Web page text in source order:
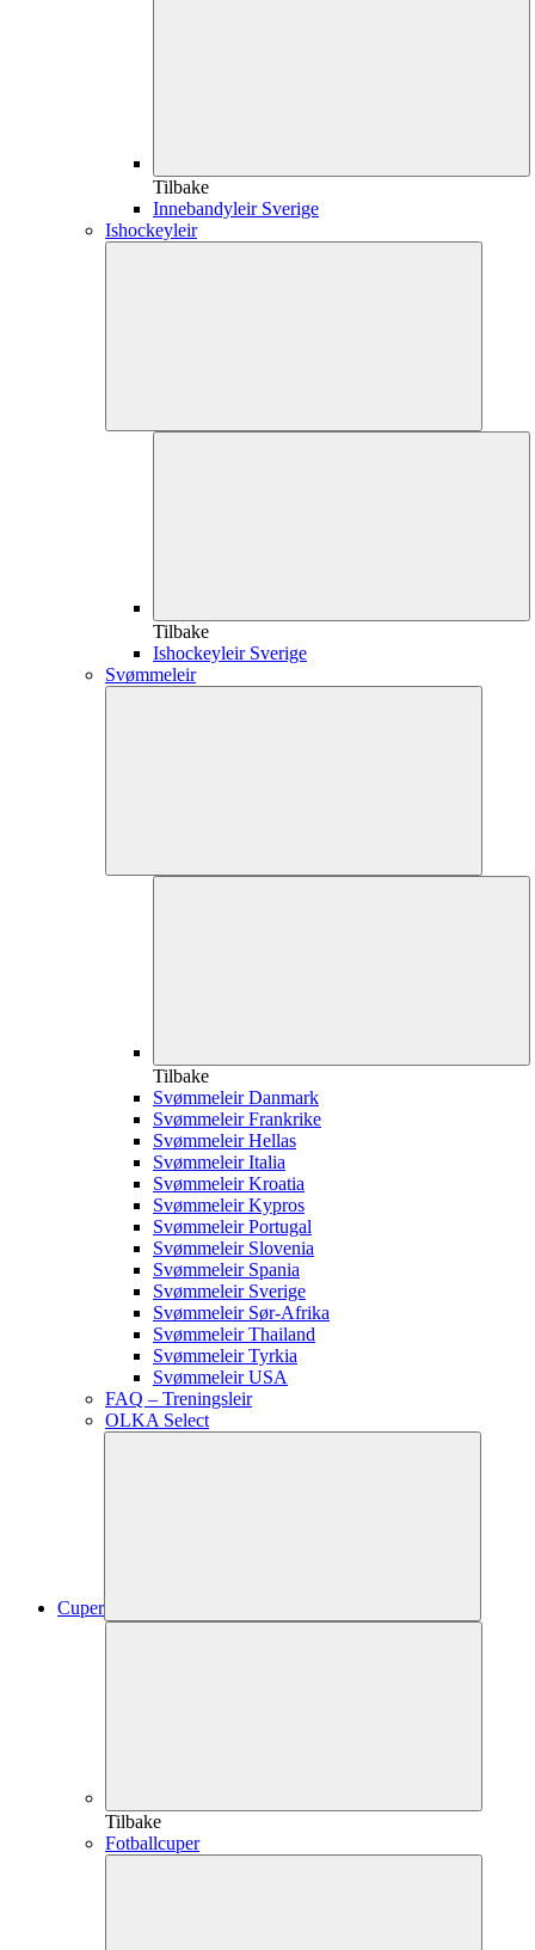
Tilbake
Innebandyleir Sverige
Ishockeyleir
Tilbake
Ishockeyleir Sverige
Svømmeleir
Tilbake
Svømmeleir Danmark
Svømmeleir Frankrike
Svømmeleir Hellas
Svømmeleir Italia
Svømmeleir Kroatia
Svømmeleir Kypros
Svømmeleir Portugal
Svømmeleir Slovenia
Svømmeleir Spania
Svømmeleir Sverige
Svømmeleir Sør-Afrika
Svømmeleir Thailand
Svømmeleir Tyrkia
Svømmeleir USA
FAQ – Treningsleir
OLKA Select
Cuper
Tilbake
Fotballcuper